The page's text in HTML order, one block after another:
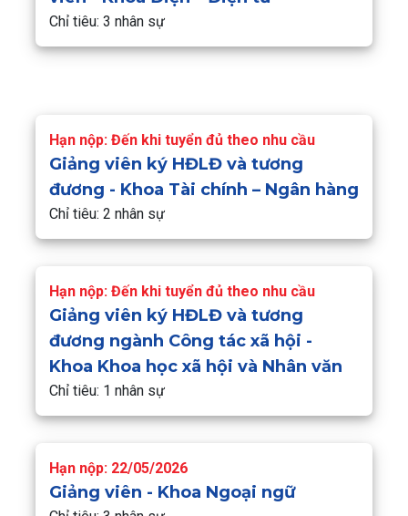
Chỉ tiêu: 3 nhân sự
Hạn nộp: Đến khi tuyển đủ theo nhu cầu
Giảng viên ký HĐLĐ và tương
đương - Khoa Tài chính – Ngân hàng
Chỉ tiêu: 2 nhân sự
Hạn nộp: Đến khi tuyển đủ theo nhu cầu
Giảng viên ký HĐLĐ và tương
đương ngành Công tác xã hội -
Khoa Khoa học xã hội và Nhân văn
Chỉ tiêu: 1 nhân sự
Hạn nộp: 22/05/2026
Giảng viên - Khoa Ngoại ngữ